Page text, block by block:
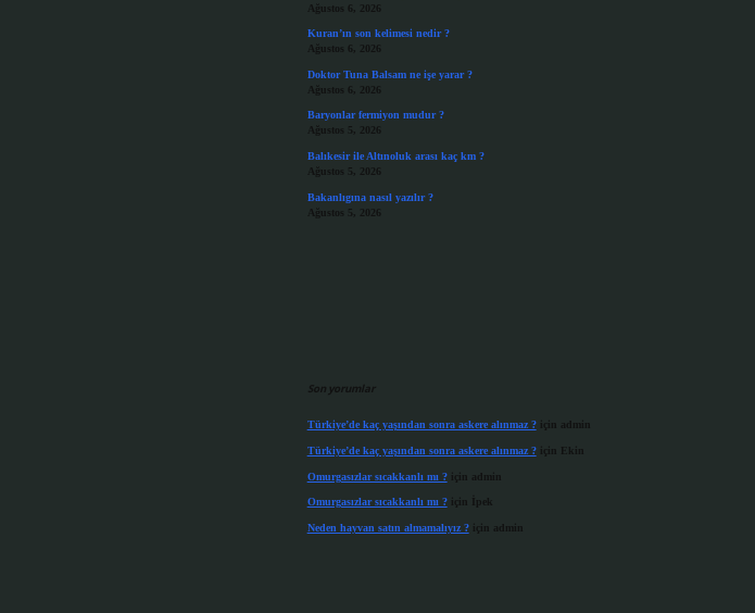
Ağustos 6, 2026
Kuran’ın son kelimesi nedir ?
Ağustos 6, 2026
Doktor Tuna Balsam ne işe yarar ?
Ağustos 6, 2026
Baryonlar fermiyon mudur ?
Ağustos 5, 2026
Balıkesir ile Altınoluk arası kaç km ?
Ağustos 5, 2026
Bakanlıgına nasıl yazılır ?
Ağustos 5, 2026
Son yorumlar
Türkiye’de kaç yaşından sonra askere alınmaz ?için admin
Türkiye’de kaç yaşından sonra askere alınmaz ?için Ekin
Omurgasızlar sıcakkanlı mı ?için admin
Omurgasızlar sıcakkanlı mı ?için İpek
Neden hayvan satın almamalıyız ?için admin